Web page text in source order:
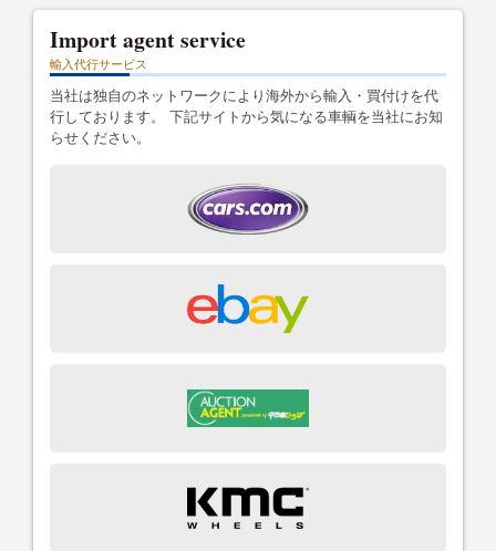
Import agent service
輸入代行サービス
当社は独自のネットワークにより海外から輸入・買付けを代
行しております。 下記サイトから気になる車輌を当社にお知
らせください。